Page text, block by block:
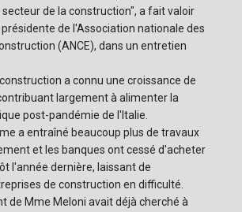
de la construction", a fait valoir
de l'Association nationale des
(ANCE), dans un entretien
a connu une croissance de
largement à alimenter la
post-pandémie de l'Italie.
a entraîné beaucoup plus de travaux
et les banques ont cessé d'acheter
l'année dernière, laissant de
de construction en difficulté.
de Mme Meloni avait déjà cherché à